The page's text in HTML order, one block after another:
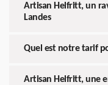
Artisan Helfritt, un
Landes
Quel est notre tarif
Artisan Helfritt, une